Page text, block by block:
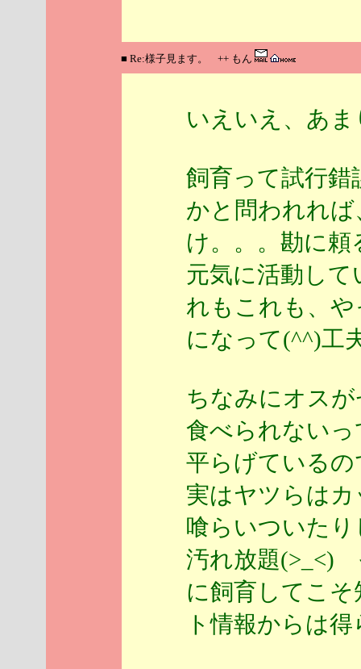
■ Re:様子見ます。 ++ もん
いえいえ、あ
飼育って試行
かと問われれ
け。。。勘に
元気に活動し
れもこれも、
になって(^^)工
ちなみにオス
食べられない
平らげている
実はヤツらは
喰らいついた
汚れ放題(>_<)
に飼育してこ
ト情報からは